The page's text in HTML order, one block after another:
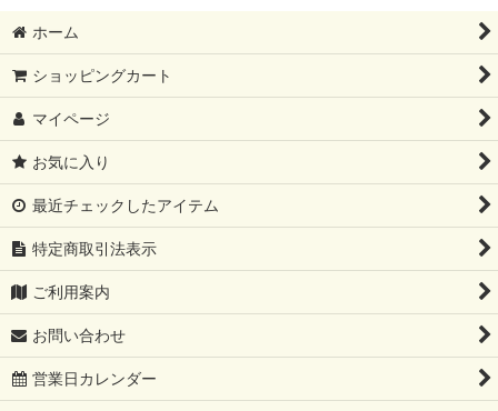
ホーム
ショッピングカート
マイページ
お気に入り
最近チェックしたアイテム
特定商取引法表示
ご利用案内
お問い合わせ
営業日カレンダー